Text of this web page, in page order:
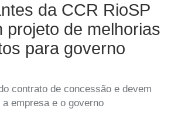
da CCR RioSP
projeto de melhorias
para governo
contrato de concessão e devem
empresa e o governo